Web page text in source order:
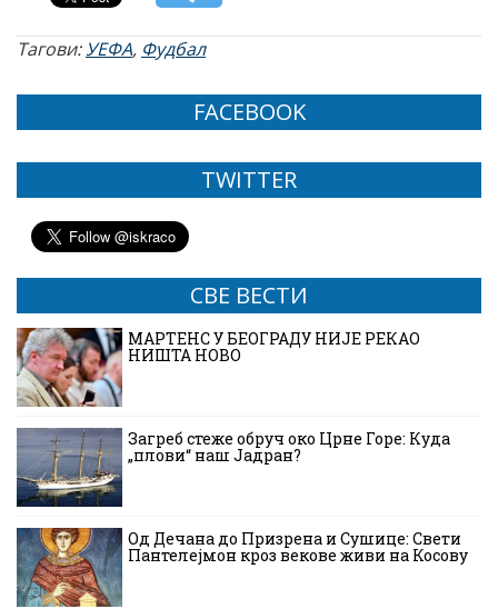
Тагови:УЕФА, Фудбал
FACEBOOK
TWITTER
СВЕ ВЕСТИ
МАРТЕНС У БЕОГРАДУ НИЈЕ РЕКАО
НИШТА НОВО
Загреб стеже обруч око Црне Горе: Куда
„плови“ наш Јадран?
Од Дечана до Призрена и Сушице: Свети
Пантелејмон кроз векове живи на Косову